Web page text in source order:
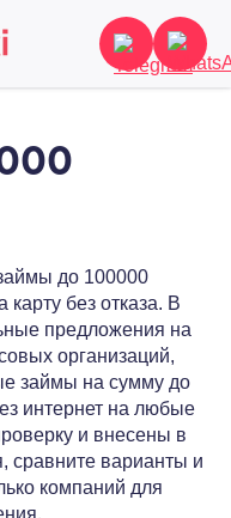
до 100000
карту без отказа. В
предложения на
организаций,
займы на сумму до
интернет на любые
и внесены в
сравните варианты и
компаний для